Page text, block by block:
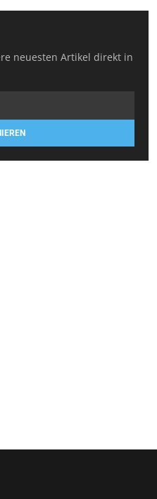
neuesten Artikel direkt in